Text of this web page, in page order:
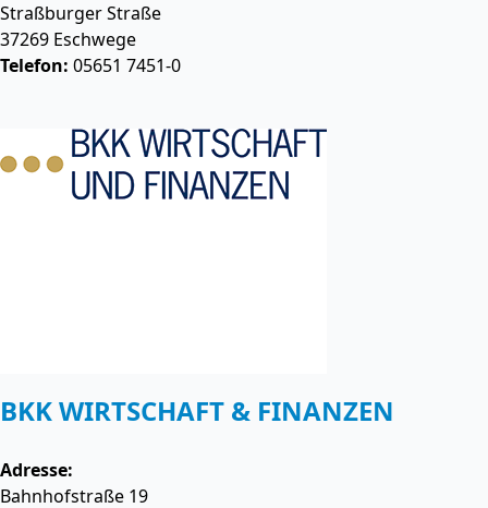
Straßburger Straße
37269 Eschwege
Telefon: 05651 7451-0
BKK WIRTSCHAFT & FINANZEN
Adresse:
Bahnhofstraße 19